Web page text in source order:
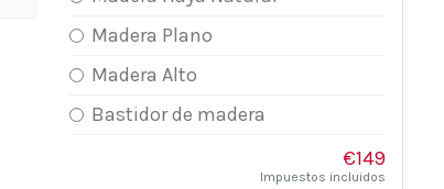
Madera Plano
Madera Alto
Bastidor de madera
€149
Impuestos incluidos